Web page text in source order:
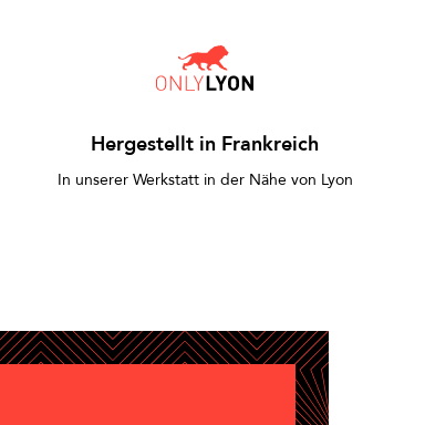
Hergestellt in Frankreich
In unserer Werkstatt in der Nähe von Lyon